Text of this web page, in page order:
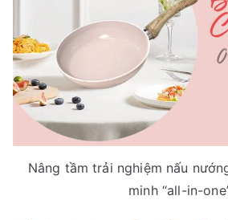
Nâng tầm trải nghiệm nấu
minh “all-in-